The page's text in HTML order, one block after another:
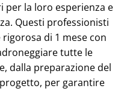
la loro esperienza e
Questi professionisti
di 1 mese con
tutte le
dalla preparazione del
per garantire